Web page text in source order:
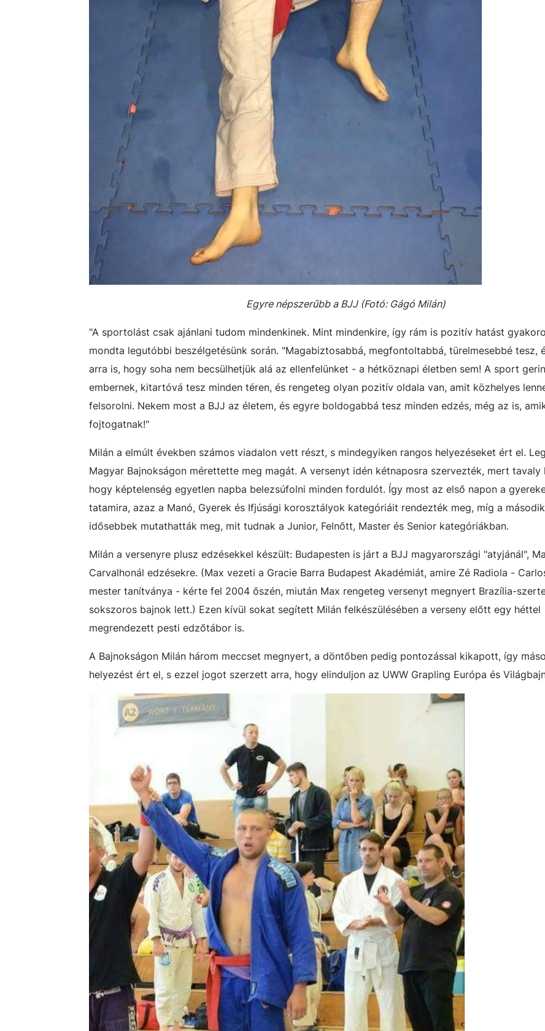
Egyre népszerűbb a BJJ (Fotó: Gágó Milán)
"A sportolást csak ajánlani tudom mindenkinek. Mint mindenkire, így rám is pozitív hatást
mondta legutóbbi beszélgetésünk során. "Magabiztosabbá, megfontoltabbá, türelmesebbé tesz,
arra is, hogy soha nem becsülhetjük alá az ellenfelünket - a hétköznapi életben sem! A sport
embernek, kitartóvá tesz minden téren, és rengeteg olyan pozitív oldala van, amit közhelyes
felsorolni. Nekem most a BJJ az életem, és egyre boldogabbá tesz minden edzés, még az is,
fojtogatnak!"
Milán a elmúlt években számos viadalon vett részt, s mindegyiken rangos helyezéseket ért el.
Magyar Bajnokságon mérettette meg magát. A versenyt idén kétnaposra szervezték, mert tavaly
hogy képtelenség egyetlen napba belezsúfolni minden fordulót. Így most az első napon a
tatamira, azaz a Manó, Gyerek és Ifjúsági korosztályok kategóriáit rendezték meg, míg a
idősebbek mutathatták meg, mit tudnak a Junior, Felnőtt, Master és Senior kategóriákban.
Milán a versenyre plusz edzésekkel készült: Budapesten is járt a BJJ magyarországi "atyjánál",
Carvalhonál edzésekre. (Max vezeti a Gracie Barra Budapest Akadémiát, amire Zé Radiola -
mester tanítványa - kérte fel 2004 őszén, miután Max rengeteg versenyt megnyert Brazília-
sokszoros bajnok lett.) Ezen kívül sokat segített Milán felkészülésében a verseny előtt egy héttel
megrendezett pesti edzőtábor is.
A Bajnokságon Milán három meccset megnyert, a döntőben pedig pontozással kikapott, így
helyezést ért el, s ezzel jogot szerzett arra, hogy elinduljon az UWW Grapling Európa és